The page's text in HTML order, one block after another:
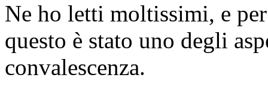
Ne ho letti moltissimi, e
questo è stato uno degli
convalescenza.